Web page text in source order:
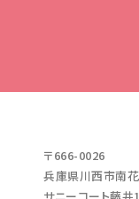
〒666-0026
兵庫県川西市南